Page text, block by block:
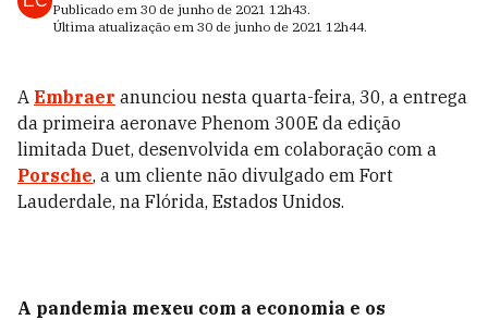
Publicado em 30 de junho de 2021 12h43.
Última atualização em 30 de junho de 2021 12h44.
A Embraer anunciou nesta quarta-feira, 30, a entrega
da primeira aeronave Phenom 300E da edição
limitada Duet, desenvolvida em colaboração com a
Porsche, a um cliente não divulgado em Fort
Lauderdale, na Flórida, Estados Unidos.
A pandemia mexeu com a economia e os